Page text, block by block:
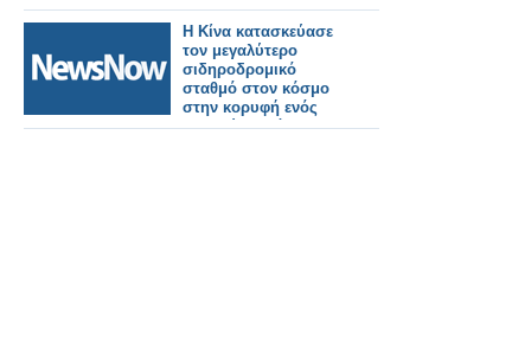
Η Κίνα κατασκεύασε
τον μεγαλύτερο
σιδηροδρομικό
σταθμό στον κόσμο
στην κορυφή ενός
βουνού σε μόλις 38